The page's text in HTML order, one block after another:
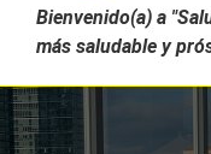
Bienvenido(a) a
más saludable y